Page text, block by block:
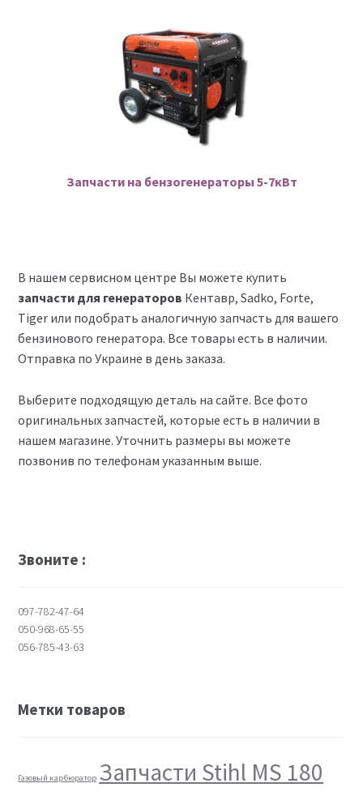
Запчасти на бензогенераторы 5-7кВт
В нашем сервисном центре Вы можете купить
запчасти для генераторов Кентавр, Sadko, Forte,
Tiger или подобрать аналогичную запчасть для вашего
бензинового генератора. Все товары есть в наличии.
Отправка по Украине в день заказа.
Выберите подходящую деталь на сайте. Все фото
оригинальных запчастей, которые есть в наличии в
нашем магазине. Уточнить размеры вы можете
позвонив по телефонам указанным выше.
Звоните :
097-782-47-64
050-968-65-55
056-785-43-63
Метки товаров
Газовый карбюратор Запчасти Stihl MS 180